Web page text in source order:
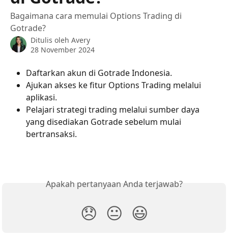
Bagaimana cara memulai Options Trading di
Gotrade?
Ditulis oleh Avery
28 November 2024
Daftarkan akun di Gotrade Indonesia.
Ajukan akses ke fitur Options Trading melalui
aplikasi.
Pelajari strategi trading melalui sumber daya
yang disediakan Gotrade sebelum mulai
bertransaksi.
Apakah pertanyaan Anda terjawab?
😞 😐 😃